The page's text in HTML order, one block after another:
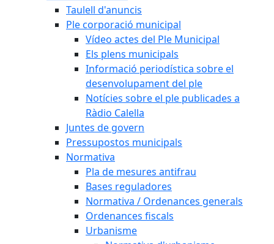
Taulell d'anuncis
Ple corporació municipal
Vídeo actes del Ple Municipal
Els plens municipals
Informació periodística sobre el
desenvolupament del ple
Notícies sobre el ple publicades a
Ràdio Calella
Juntes de govern
Pressupostos municipals
Normativa
Pla de mesures antifrau
Bases reguladores
Normativa / Ordenances generals
Ordenances fiscals
Urbanisme